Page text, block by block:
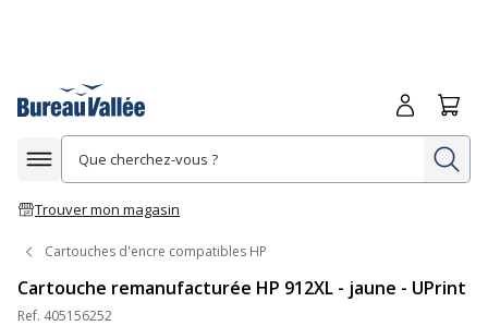
Afficher la navigation
Trouver mon magasin
Me
Cartouches d'encre compatibles HP
Cartouche remanufacturée HP 912XL - jaune - UPrint
Ref. 405156252